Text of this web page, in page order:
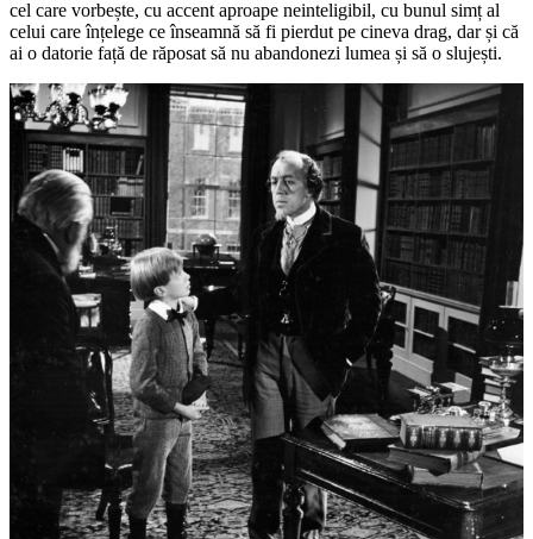
cel care vorbește, cu accent aproape neinteligibil, cu bunul simț al
celui care înțelege ce înseamnă să fi pierdut pe cineva drag, dar și că
ai o datorie față de răposat să nu abandonezi lumea și să o slujești.